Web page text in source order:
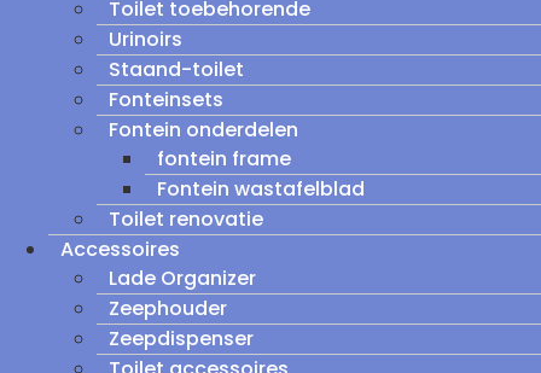
Toilet toebehorende
Urinoirs
Staand-toilet
Fonteinsets
Fontein onderdelen
fontein frame
Fontein wastafelblad
Toilet renovatie
Accessoires
Lade Organizer
Zeephouder
Zeepdispenser